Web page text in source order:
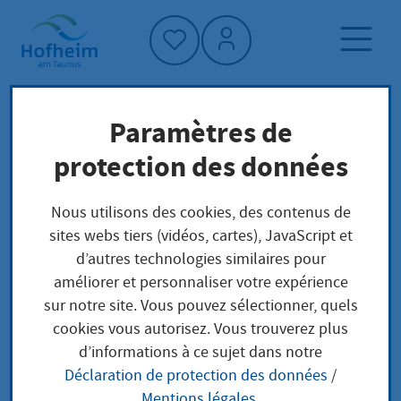
Accueil"
Page d'accueil
Trouver un service
Préoccupations locales
Deutsche Staatsangehörigkeit Feststellung des
Bestehens auf Antrag
Deutsche
Staatsangehörigkeit
Paramètres de
protection des données
Nous utilisons des cookies, des contenus de
sites webs tiers (vidéos, cartes), JavaScript et
d’autres technologies similaires pour
améliorer et personnaliser votre expérience
sur notre site. Vous pouvez sélectionner, quels
cookies vous autorisez. Vous trouverez plus
d’informations à ce sujet dans notre
Déclaration de protection des données /